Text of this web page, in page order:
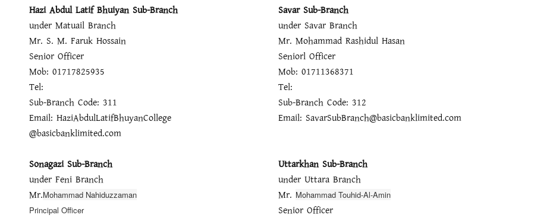
Hazi Abdul Latif Bhuiyan Sub-Branch
under Matuail Branch
Mr. S. M. Faruk Hossain
Senior Officer
Mob: 01717825935
Tel:
Sub-Branch Code: 311
Email: HaziAbdulLatifBhuyanCollege
@basicbanklimited.com
Savar Sub-Branch
under Savar Branch
Mr. Mohammad Rashidul Hasan
Seniorl Officer
Mob: 01711368371
Tel:
Sub-Branch Code: 312
Email: SavarSubBranch@basicbanklimited.com
Sonagazi Sub-Branch
under Feni Branch
Mr.Mohammad Nahiduzzaman
Principal Officer
Uttarkhan Sub-Branch
under Uttara Branch
Mr. Mohammad Touhid-Al-Amin
Senior Officer